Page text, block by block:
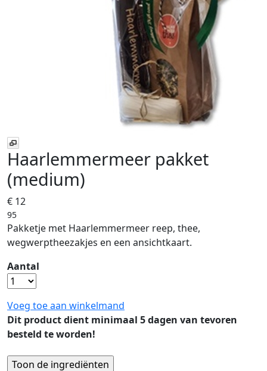
Haarlemmermeer pakket
(medium)
€ 12
95
Pakketje met Haarlemmermeer reep, thee,
wegwerptheezakjes en een ansichtkaart.
Aantal
Voeg toe aan winkelmand
Dit product dient minimaal 5 dagen van tevoren
besteld te worden!